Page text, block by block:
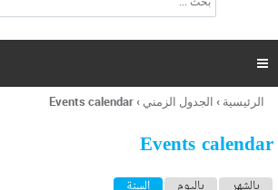
ت
ر
ل
ح
ب

أنت
هنا
الرئيسية › الجدول الزمني ›
Events calendar
Events calendar